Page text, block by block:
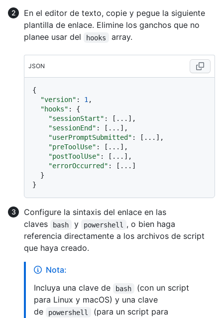
En el editor de texto, copie y pegue la siguiente
plantilla de enlace. Elimine los ganchos que no
planee usar del
hooks array.
JSON
{
"version" : 1,
"hooks" :
{
"sessionStart" : [ ... ] ,
"sessionEnd" : [ ... ] ,
"userPromptSubmitted" : [ ... ] ,
"preToolUse" : [ ... ] ,
"postToolUse" : [ ... ] ,
"errorOccurred" : [ ... ]
}
}
Configure la sintaxis del enlace en las
claves
bash y powershell
, o bien haga
referencia directamente a los archivos de script
que haya creado.
Nota:
Incluya una clave de
bash
(con un script
para Linux y macOS) y una clave
de
powershell
(para un script para